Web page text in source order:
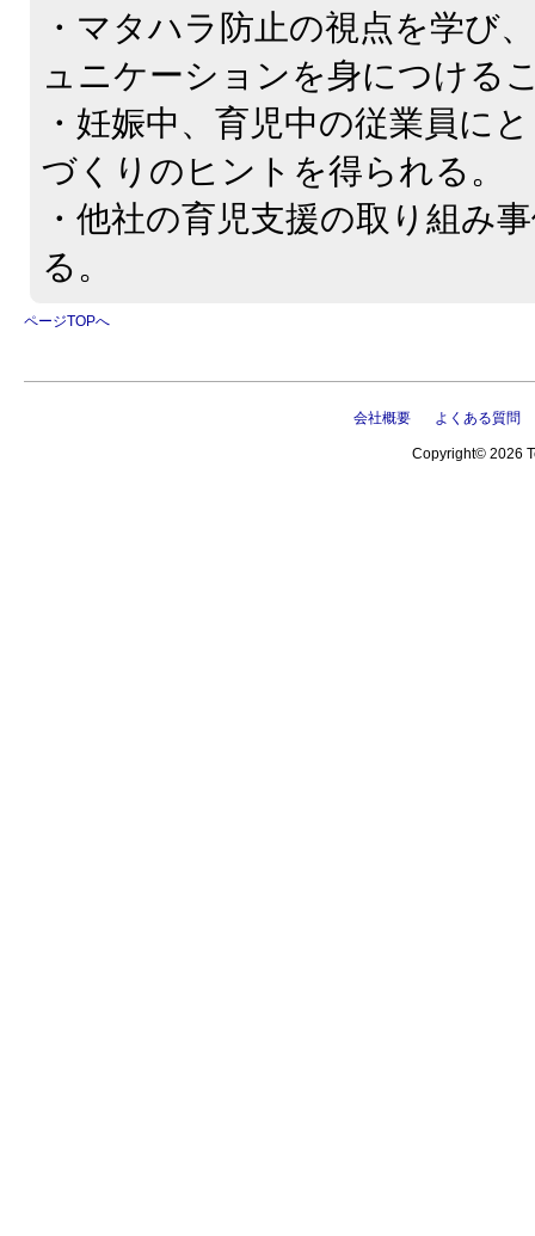
・マタハラ防止の視点を学び
ュニケーションを身につける
・妊娠中、育児中の従業員に
づくりのヒントを得られる。
・他社の育児支援の取り組み
る。
ページTOPへ
会社概要 よくある質問
Copyright© 2026